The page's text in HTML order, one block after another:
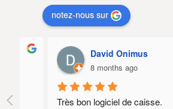
notez-nous sur
David Onimus
8 months ago
Très bon logiciel de caisse.